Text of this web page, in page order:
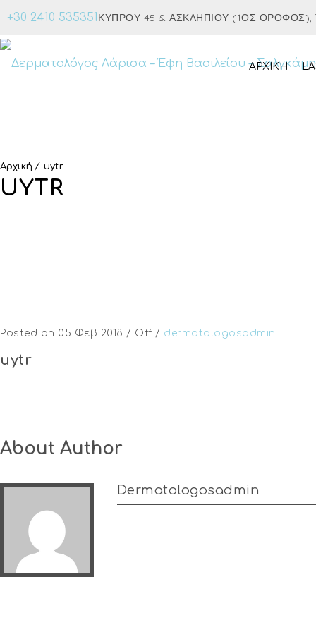
+30 2410 535351 ΚΎΠΡΟΥ 45 & ΑΣΚΛΗΠΙΟΎ (1ΟΣ ΌΡΟΦΟΣ),
ΑΡΧΙΚΉ
Αρχική uytr
UYTR
Posted on 05 Φεβ 2018 / Off / dermatologosadmin
uytr
About Author
Dermatologosadmin